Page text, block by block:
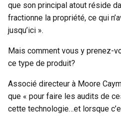
que son principal atout réside
fractionne la propriété, ce qui
jusqu’ici ».
Mais comment vous y prenez-
ce type de produit?
Associé directeur à Moore
que « pour faire les audits de
cette technologie…et lorsque